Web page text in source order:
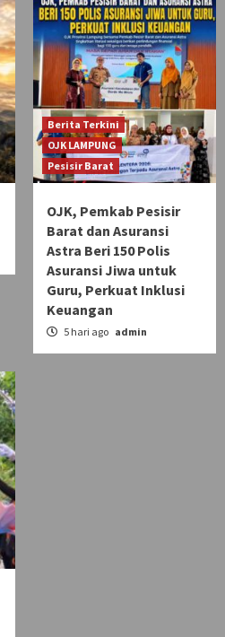
Berita Terkini
OJK LAMPUNG
Pesisir Barat
OJK, Pemkab Pesisir
Barat dan Asuransi
Astra Beri 150 Polis
Asuransi Jiwa untuk
Guru, Perkuat Inklusi
Keuangan
5 hari ago admin